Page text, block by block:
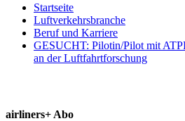
Startseite
Luftverkehrsbranche
Beruf und Karriere
GESUCHT: Pilotin/Pilot mit
an der Luftfahrtforschung
airliners+ Abo